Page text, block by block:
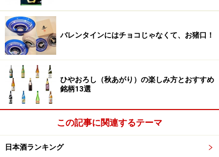
バレンタインにはチョコじゃなくて、お猪口！
ひやおろし（秋あがり）の楽しみ方とおすすめ
銘柄13選
この記事に関連するテーマ
日本酒ランキング